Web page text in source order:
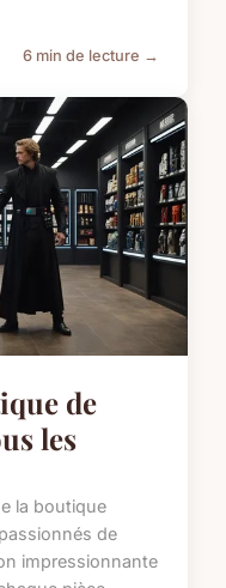
6 min de lecture →
de
les
la boutique
de
impressionnante